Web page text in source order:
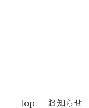
top お知らせ